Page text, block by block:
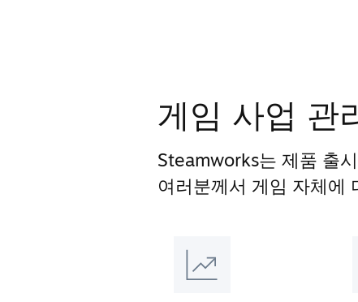
게임 사업 관
Steamworks는 제품 출
여러분께서 게임 자체에